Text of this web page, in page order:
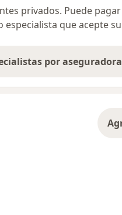
privados. Puede
que acepte
por aseguradora